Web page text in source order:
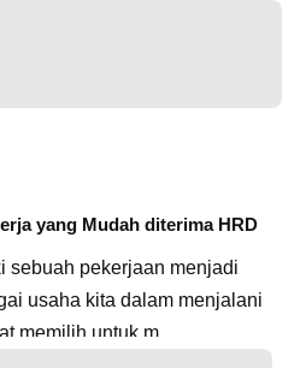
yang Mudah diterima HRD
usaha kita dalam menjalani
memilih untuk m...